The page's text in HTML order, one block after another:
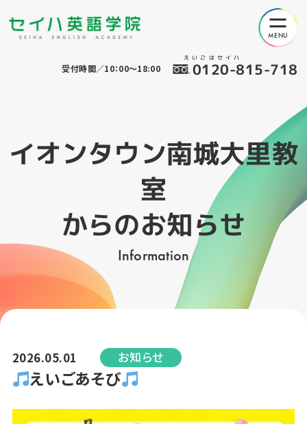
えいごはセイハ
0120-815-718
受付時間／10：00～18:00
イオンタウン南城大里教
室
からのお知らせ
Information
2026.05.01 お知らせ
えいごあそび